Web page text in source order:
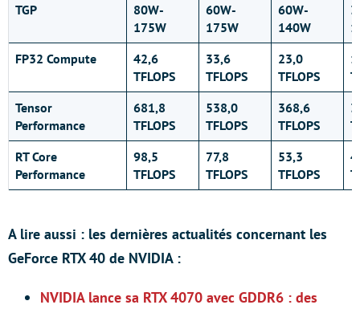
TGP
80W-
175W
60W-
175W
60W-
140W
FP32 Compute
42,6
TFLOPS
33,6
TFLOPS
23,0
TFLOPS
Tensor
Performance
681,8
TFLOPS
538,0
TFLOPS
368,6
TFLOPS
RT Core
Performance
98,5
TFLOPS
77,8
TFLOPS
53,3
TFLOPS
A lire aussi : les dernières actualités concernant les
GeForce RTX 40 de NVIDIA :
NVIDIA lance sa RTX 4070 avec GDDR6 : des